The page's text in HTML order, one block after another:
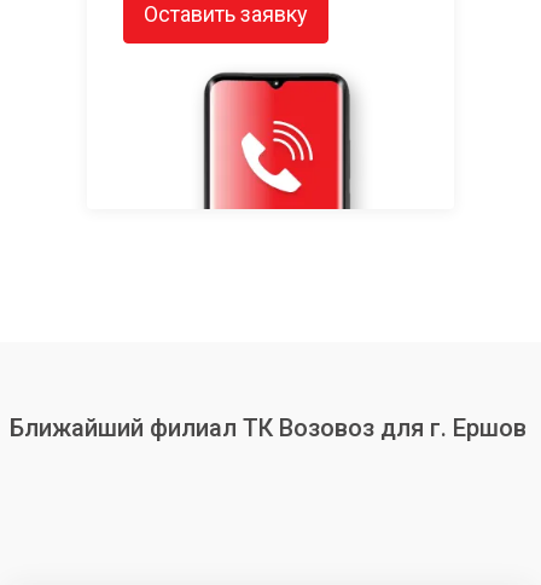
Оставить заявку
Ближайший филиал ТК Возовоз для г. Ершов